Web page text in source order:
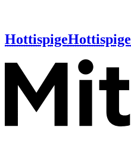
HottispigeHottispige